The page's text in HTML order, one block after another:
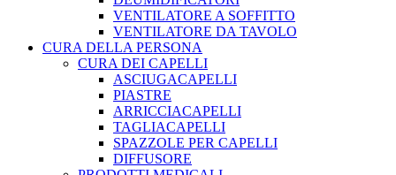
VENTILATORE A SOFFITTO
VENTILATORE DA TAVOLO
CURA DELLA PERSONA
CURA DEI CAPELLI
ASCIUGACAPELLI
PIASTRE
ARRICCIACAPELLI
TAGLIACAPELLI
SPAZZOLE PER CAPELLI
DIFFUSORE